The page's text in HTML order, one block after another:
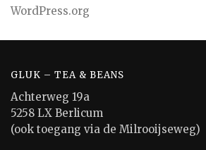
WordPress.org
GLUK – TEA & BEANS
Achterweg 19a
5258 LX Berlicum
(ook toegang via de Milrooijseweg)